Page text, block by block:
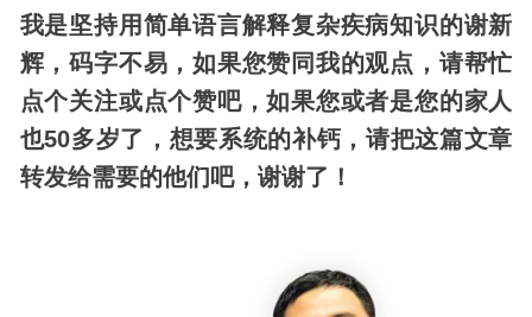
我是坚持用简单语言解释复杂疾病知识的谢新
辉，码字不易，如果您赞同我的观点，请帮忙
点个关注或点个赞吧，如果您或者是您的家人
也50多岁了，想要系统的补钙，请把这篇文章
转发给需要的他们吧，谢谢了！